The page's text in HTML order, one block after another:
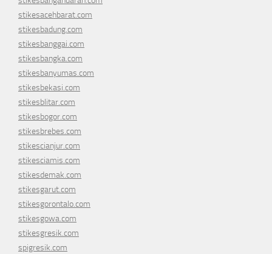
stikesacehbarat.com
stikesbadung.com
stikesbanggai.com
stikesbangka.com
stikesbanyumas.com
stikesbekasi.com
stikesblitar.com
stikesbogor.com
stikesbrebes.com
stikescianjur.com
stikesciamis.com
stikesdemak.com
stikesgarut.com
stikesgorontalo.com
stikesgowa.com
stikesgresik.com
spigresik.com